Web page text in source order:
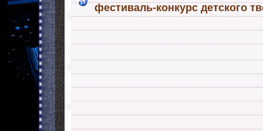
фестиваль-конкурс детского